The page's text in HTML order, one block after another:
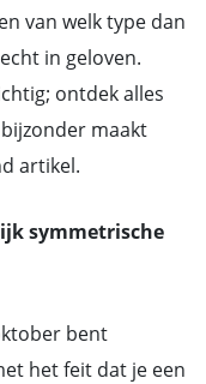
van welk type dan
in geloven.
ontdek alles
maakt
artikel.
symmetrische
bent
het feit dat je een